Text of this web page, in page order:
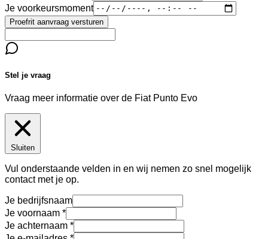
Je voorkeursmoment
Proefrit aanvraag versturen
Stel je vraag
Vraag meer informatie over de Fiat Punto Evo
Sluiten
Vul onderstaande velden in en wij nemen zo snel mogelijk
contact met je op.
Je bedrijfsnaam
Je voornaam
Je achternaam